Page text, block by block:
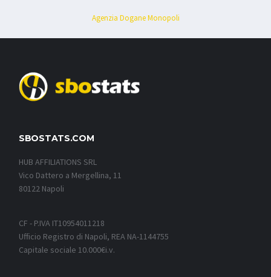
Agenzia Dogane Monopoli
SBOSTATS.COM
HUB AFFILIATIONS SRL
Vico Dattero a Mergellina, 11
80122 Napoli
CF - P.IVA IT10954011218
Ufficio Registro di Napoli, REA NA-1144755
Capitale sociale 10.000€i.v.